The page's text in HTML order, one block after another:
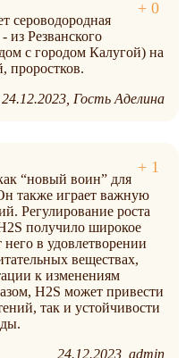
сероводородная
из Резванского
с городом Калугой) на
проростков.
24.12.2023 Гость Аделина
“новый воин” для
также играет важную
Регулирование роста
получило широкое
него в удовлетворении
веществах,
к изменениям
H2S может привести
так и устойчивости
24.12.2023 admin